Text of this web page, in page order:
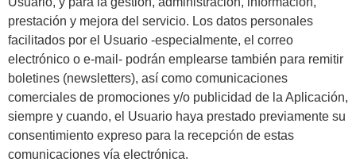
prestación y mejora del servicio. Los datos personales
facilitados por el Usuario -especialmente, el correo
electrónico o e-mail- podrán emplearse también para remitir
boletines (newsletters), así como comunicaciones
comerciales de promociones y/o publicidad de la Aplicación,
siempre y cuando, el Usuario haya prestado previamente su
consentimiento expreso para la recepción de estas
comunicaciones vía electrónica.